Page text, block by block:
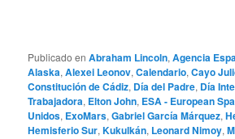
Publicado en Abraham Lincoln,Agencia
Alaska,Alexei Leonov,Calendario,Cayo
Constitución de Cádiz, Día del Padre, Día
Trabajadora, Elton John, ESA - European
Unidos, ExoMars,Gabriel García Márquez,
Hemisferio Sur,Kukulkán, Leonard Nimoy,